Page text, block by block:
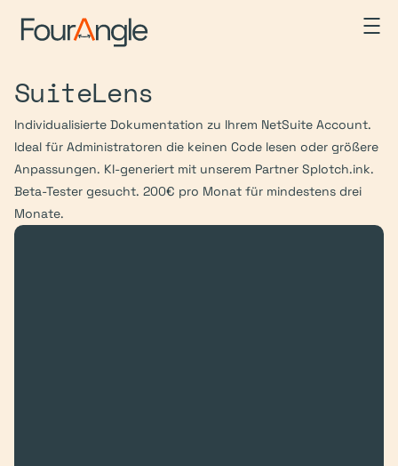
SuiteLens
Individualisierte Dokumentation zu Ihrem NetSuite Account.
Ideal für Administratoren die keinen Code lesen oder größere
Anpassungen. KI-generiert mit unserem Partner Splotch.ink.
Beta-Tester gesucht. 200€ pro Monat für mindestens drei
Monate.